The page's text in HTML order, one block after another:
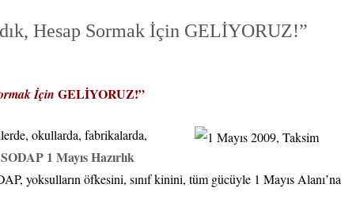
Hesap Sormak İçin GELİYORUZ!”
İçin GELİYORUZ!”
okullarda, fabrikalarda,
SODAP 1 Mayıs Hazırlık
yoksulların öfkesini, sınıf kinini, tüm gücüyle 1 Mayıs